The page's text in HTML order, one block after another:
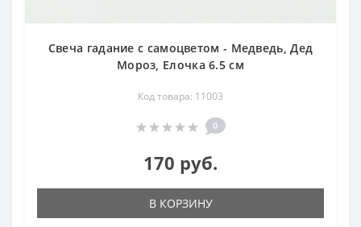
Свеча гадание с самоцветом - Медведь, Дед
Мороз, Елочка 6.5 см
Код товара: 11003
0
170 руб.
В КОРЗИНУ